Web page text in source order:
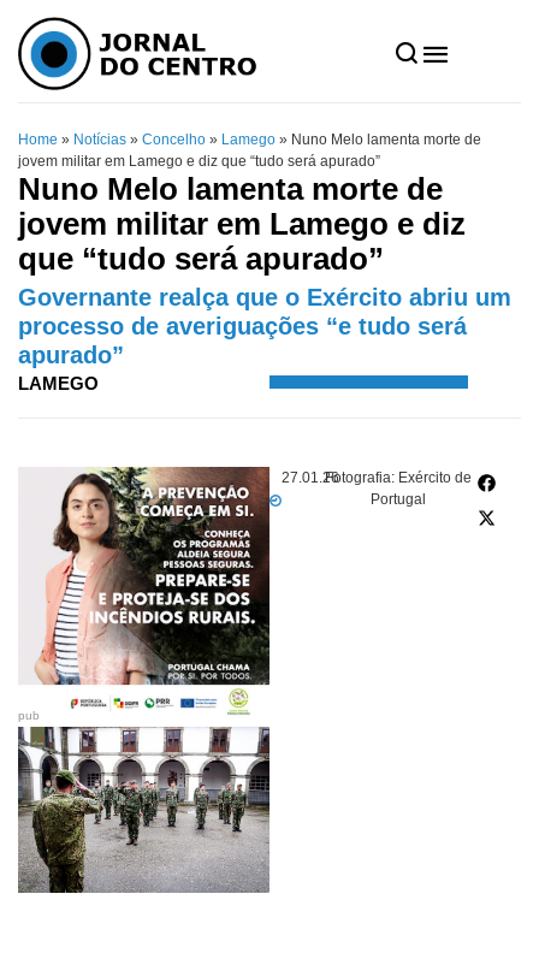
Home » Notícias » Concelho » Lamego » Nuno Melo lamenta morte de
jovem militar em Lamego e diz que “tudo será apurado”
Nuno Melo lamenta morte de
jovem militar em Lamego e diz
que “tudo será apurado”
Governante realça que o Exército abriu um
processo de averiguações “e tudo será
apurado”
LAMEGO
27.01.26Fotografia: Exército de
Portugal
pub